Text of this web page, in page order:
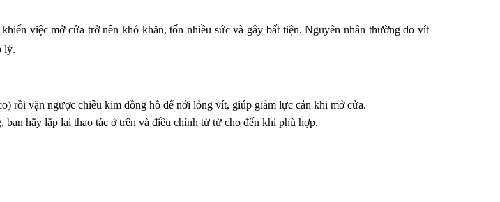
việc mở cửa trở nên khó khăn, tốn nhiều sức và gây bất tiện. Nguyên nhân thường do vít
lý.
rồi vặn ngược chiều kim đồng hồ để nới lỏng vít, giúp giảm lực cản khi mở cửa.
hãy lặp lại thao tác ở trên và điều chỉnh từ từ cho đến khi phù hợp.